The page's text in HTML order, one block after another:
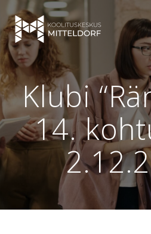
Skip
to
Klubi
14.